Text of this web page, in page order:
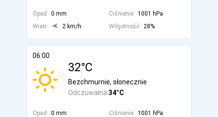
Opad: 0 mm Ciśnienie: 1001 hPa
Wiatr:
2 km/h Wilgotność: 28%
06:00
32°C
Odczuwalna 34°C
Bezchmurnie, słonecznie
Opad: 0 mm Ciśnienie: 1001 hPa